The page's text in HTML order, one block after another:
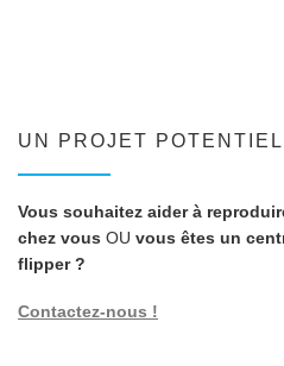
UN PROJET
Vous souhaitez aider à
chez vous OU vous êtes un
flipper ?
Contactez-nous !